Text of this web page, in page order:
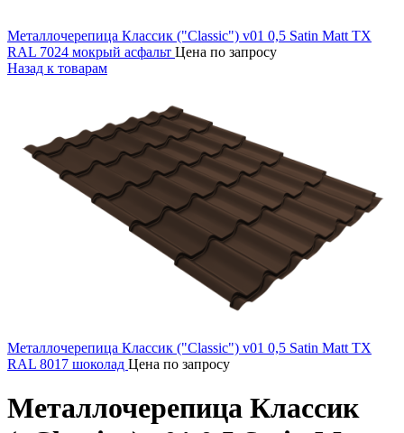
Металлочерепица Классик ("Classic") v01 0,5 Satin Matt TX
RAL 7024 мокрый асфальт Цена по запросу
Назад к товарам
Металлочерепица Классик ("Classic") v01 0,5 Satin Matt TX
RAL 8017 шоколад Цена по запросу
Металлочерепица Классик